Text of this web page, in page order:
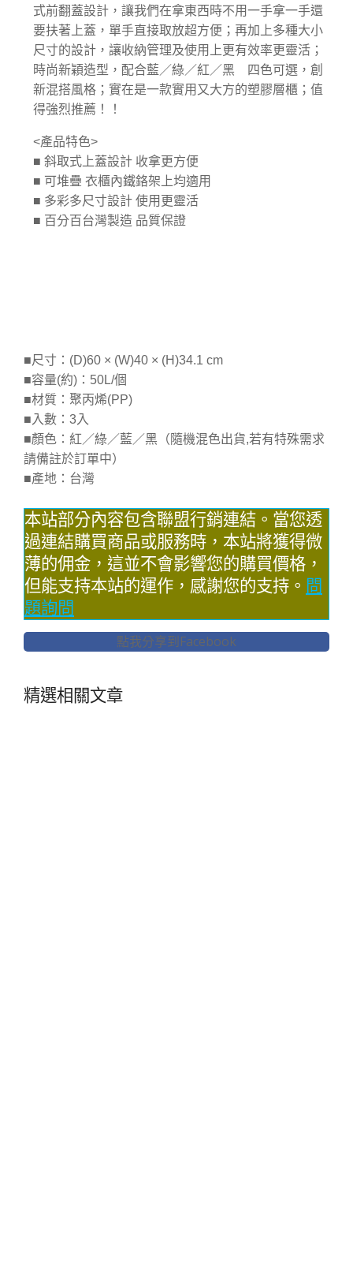
式前翻蓋設計，讓我們在拿東西時不用一手拿一手還
要扶著上蓋，單手直接取放超方便；再加上多種大小
尺寸的設計，讓收納管理及使用上更有效率更靈活；
時尚新穎造型，配合藍／綠／紅／黑 四色可選，創
新混搭風格；實在是一款實用又大方的塑膠層櫃；值
得強烈推薦！！
<產品特色>
■ 斜取式上蓋設計 收拿更方便
■ 可堆疊 衣櫃內鐵鉻架上均適用
■ 多彩多尺寸設計 使用更靈活
■ 百分百台灣製造 品質保證
■尺寸：(D)60 × (W)40 × (H)34.1 cm
■容量(約)：50L/個
■材質：聚丙烯(PP)
■入數：3入
■顏色：紅／綠／藍／黑（隨機混色出貨,若有特殊需求
請備註於訂單中）
■產地：台灣
本站部分內容包含聯盟行銷連結。當您透
過連結購買商品或服務時，本站將獲得微
薄的佣金，這並不會影響您的購買價格，
但能支持本站的運作，感謝您的支持。 問
題詢問
點我分享到Facebook
精選相關文章